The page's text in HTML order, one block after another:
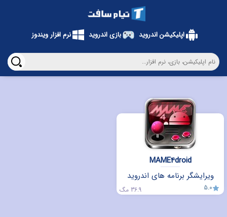
MAME4droid
ویرایشگر برنامه های اندروید
5.0 36.9 مگ
اپلیکیشن اندروید بازی اندروید نرم افزار ویندوز